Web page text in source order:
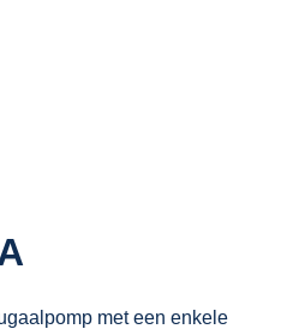
met een enkele